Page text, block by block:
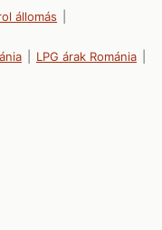
állomás
LPG árak Románia